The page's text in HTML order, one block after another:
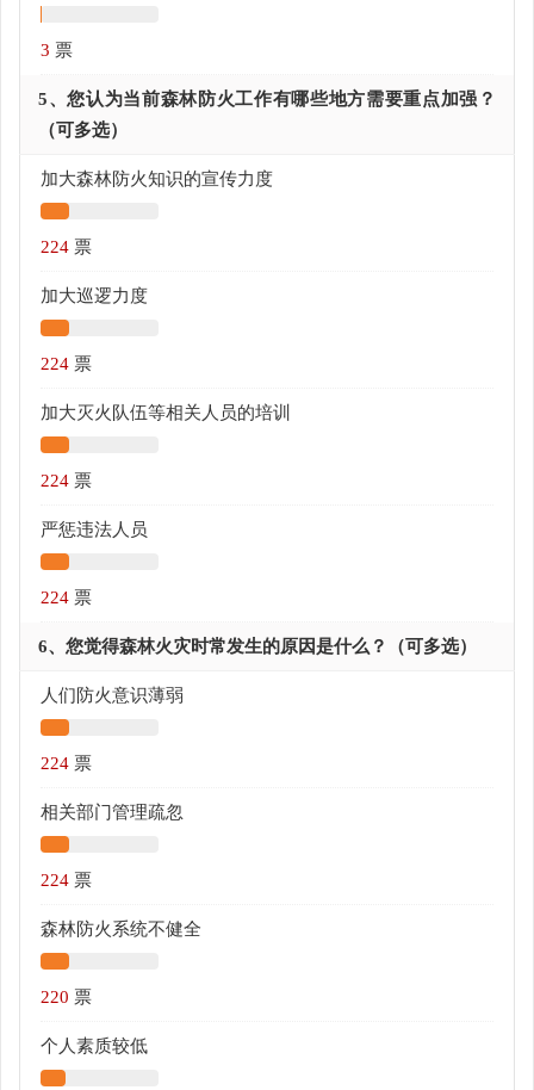
3 票
5、您认为当前森林防火工作有哪些地方需要重点加强？
（可多选）
加大森林防火知识的宣传力度
224票
加大巡逻力度
224票
加大灭火队伍等相关人员的培训
224票
严惩违法人员
224票
6、您觉得森林火灾时常发生的原因是什么？（可多选）
人们防火意识薄弱
224票
相关部门管理疏忽
224票
森林防火系统不健全
220 票
个人素质较低